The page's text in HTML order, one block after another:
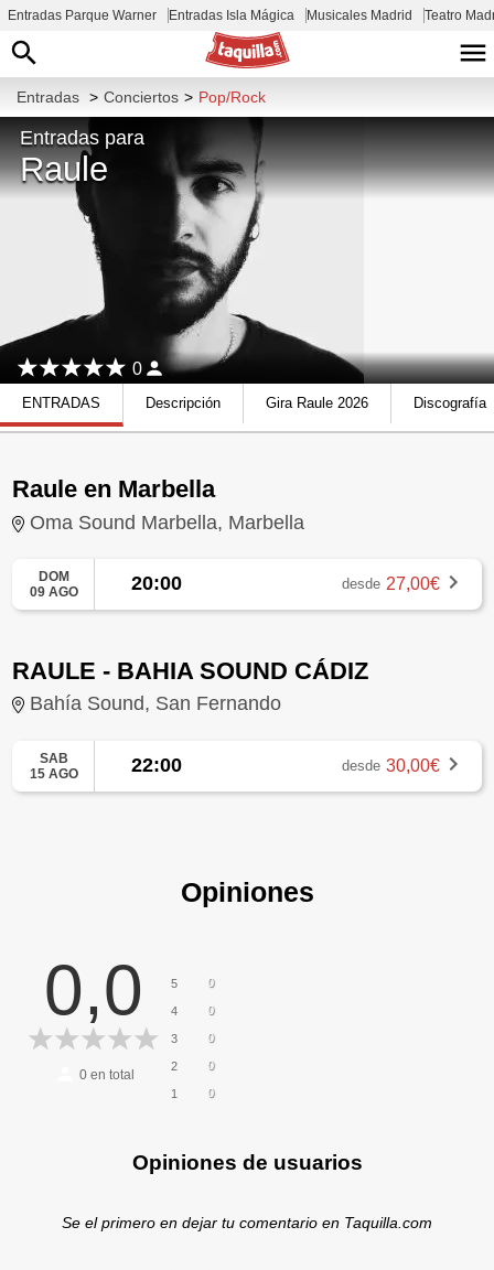
Entradas Parque Warner Entradas Isla Mágica Musicales Madrid Teatro
Entradas > Conciertos > Pop/Rock
Entradas para
Raule
0
ENTRADAS Descripción Gira Raule 2026 Discografía
Raule en Marbella
Oma Sound Marbella, Marbella
DOM
09 AGO
20:00 desde 27,00€
RAULE - BAHIA SOUND CÁDIZ
Bahía Sound, San Fernando
SAB
15 AGO
22:00 desde 30,00€
Opiniones
0,0
0en total
5 0
4 0
3 0
2 0
1 0
Opiniones de usuarios
Se el primero en dejar tu comentario en Taquilla.com